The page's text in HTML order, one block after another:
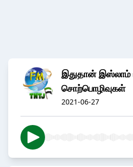
இதுதான் இஸ்லாம்
சொற்பொழிவுகள்
2021-06-27